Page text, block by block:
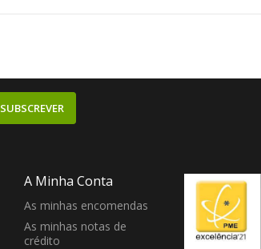
SUBSCREVER
A Minha Conta
As minhas encomendas
As minhas notas de
crédito